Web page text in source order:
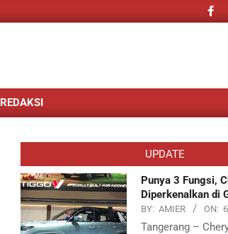
REDAKSI
UPDATE
Punya 3 Fungsi,
Diperkenalkan di
BY: AMIER ON:
Tangerang –